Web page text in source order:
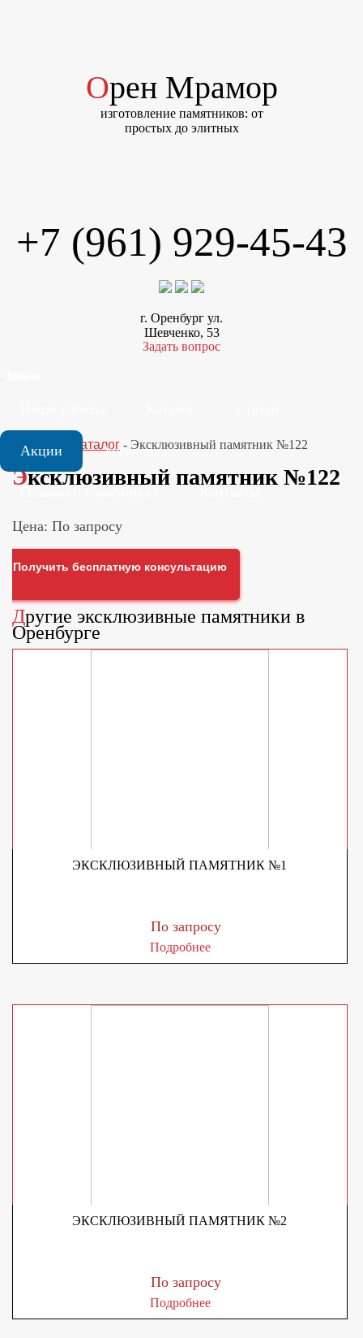
Орен Мрамор
изготовление памятников: от
простых до элитных
+7 (961) 929-45-43
г. Оренбург ул.
Шевченко, 53
Задать вопрос
Акции Установка
Главная Каталог - Эксклюзивный памятник №122
Эксклюзивный памятник №122
Цена: По запросу
Получить бесплатную консультацию
Другие эксклюзивные памятники в
Оренбурге
ЭКСКЛЮЗИВНЫЙ ПАМЯТНИК №1
По запросу
Подробнее
ЭКСКЛЮЗИВНЫЙ ПАМЯТНИК №2
По запросу
Подробнее